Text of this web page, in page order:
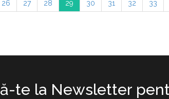
26 27 28 29 30 31 32 33
te la Newsletter